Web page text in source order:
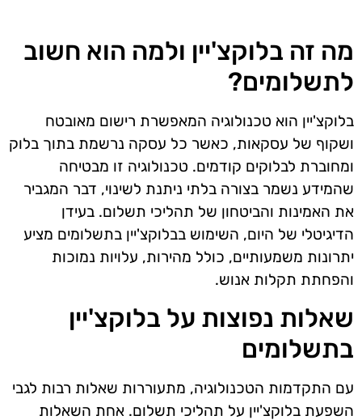
מה זה בלוקצ'יין ולמה הוא חשוב
לתשלומים?
בלוקצ'יין הוא טכנולוגיה המאפשרת רישום מאובטח
ושקוף של עסקאות, כאשר כל עסקה נרשמת בתוך בלוק
ומחוברת לבלוקים קודמים. טכנולוגיה זו מבטיחה
שהמידע נשמר בצורה בלתי ניתנת לשינוי, דבר המגביר
את האמינות והביטחון של תהליכי תשלום. בעידן
הדיגיטלי של היום, השימוש בבלוקצ'יין בתשלומים מציע
יתרונות משמעותיים, כולל מהירות, עלויות נמוכות
והפחתת תקלות אנוש.
שאלות נפוצות על בלוקצ'יין
בתשלומים
עם התקדמות הטכנולוגיה, מתעוררות שאלות רבות לגבי
השפעת בלוקצ'יין על תהליכי תשלום. אחת השאלות